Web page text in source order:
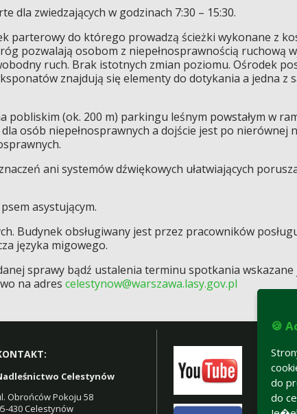
dla zwiedzających w godzinach 7:30 – 15:30.
parterowy do którego prowadzą ścieżki wykonane z
pozwalają osobom z niepełnosprawnością ruchową
ruch. Brak istotnych zmian poziomu. Ośrodek
znajdują się elementy do dotykania a jedna z
pobliskim (ok. 200 m) parkingu leśnym powstałym w
osób niepełnosprawnych a dojście jest po
ani systemów dźwiękowych ułatwiających
asystującym.
Budynek obsługiwany jest przez pracowników
języka migowego.
sprawy bądź ustalenia terminu spotkania
na adres celestynow@warszawa.lasy.gov.pl
Celestynów
Obrońców Pokoju 58
430 Celestynów
🍪
do
do